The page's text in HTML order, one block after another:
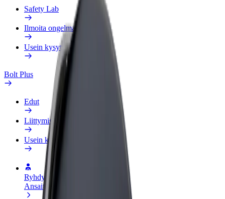
Safety Lab
Ilmoita ongelmasta
Usein kysytyt kysymykset
Bolt Plus
Edut
Liittymisohjeet
Usein kysytyt kysymykset
Ryhdy kuljettajaksi
Ansaitse omilla ehdoillasi